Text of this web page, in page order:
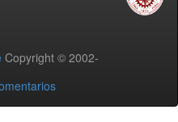
Copyright © 2002-